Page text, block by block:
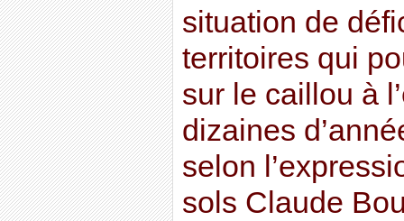
situation de
territoires qui
sur le caillou à
dizaines
selon
sols Claude